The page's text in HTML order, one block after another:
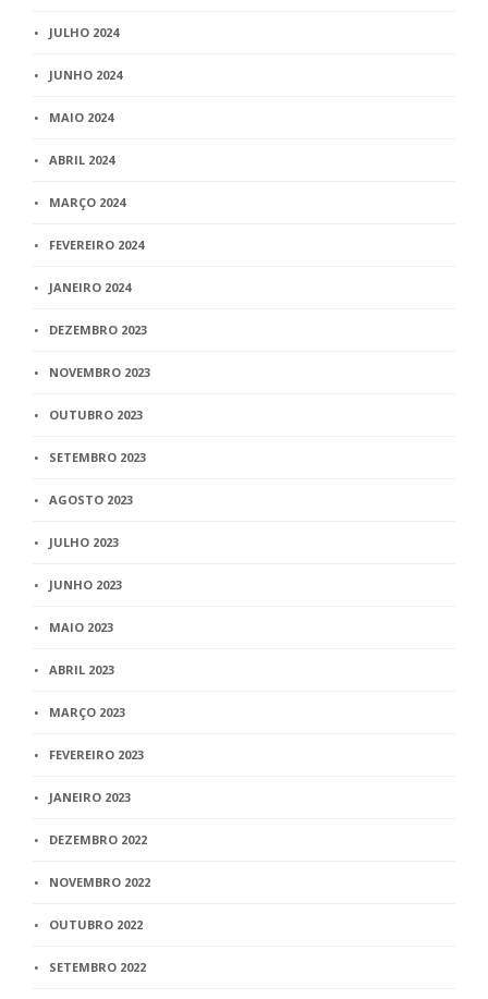
JULHO 2024
JUNHO 2024
MAIO 2024
ABRIL 2024
MARÇO 2024
FEVEREIRO 2024
JANEIRO 2024
DEZEMBRO 2023
NOVEMBRO 2023
OUTUBRO 2023
SETEMBRO 2023
AGOSTO 2023
JULHO 2023
JUNHO 2023
MAIO 2023
ABRIL 2023
MARÇO 2023
FEVEREIRO 2023
JANEIRO 2023
DEZEMBRO 2022
NOVEMBRO 2022
OUTUBRO 2022
SETEMBRO 2022